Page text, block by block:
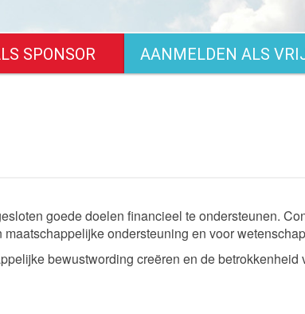
SPONSOR AANMELDEN ALS
goede doelen financieel te ondersteunen.
ondersteuning en voor
bewustwording creëren en de